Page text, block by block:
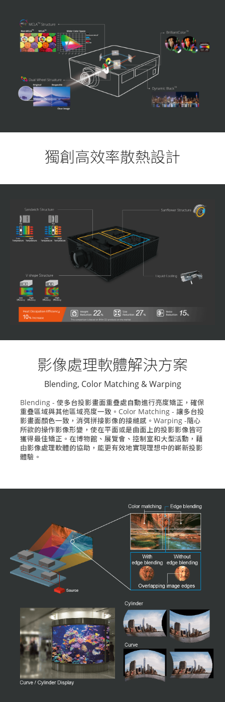
獨創高效率散熱設計
影像處理軟體解決方案
Blending, Color Matching & Warping
Blending - 使多台投影畫面重疊處自動進行亮度矯正，確保
重疊區域與其他區域亮度一致。Color Matching - 讓多台投
影畫面顏色一致，消弭拼接影像的接縫感。Warping -隨心
所欲的操作影像形變，使在平面或是曲面上的投影影像皆可
獲得最佳矯正。在博物館、展覽會、控制室和大型活動，藉
由影像處理軟體的協助，能更有效地實現理想中的嶄新投影
體驗。